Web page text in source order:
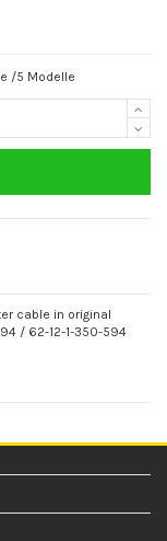
/5 Modelle
cable in original
/ 62-12-1-350-594